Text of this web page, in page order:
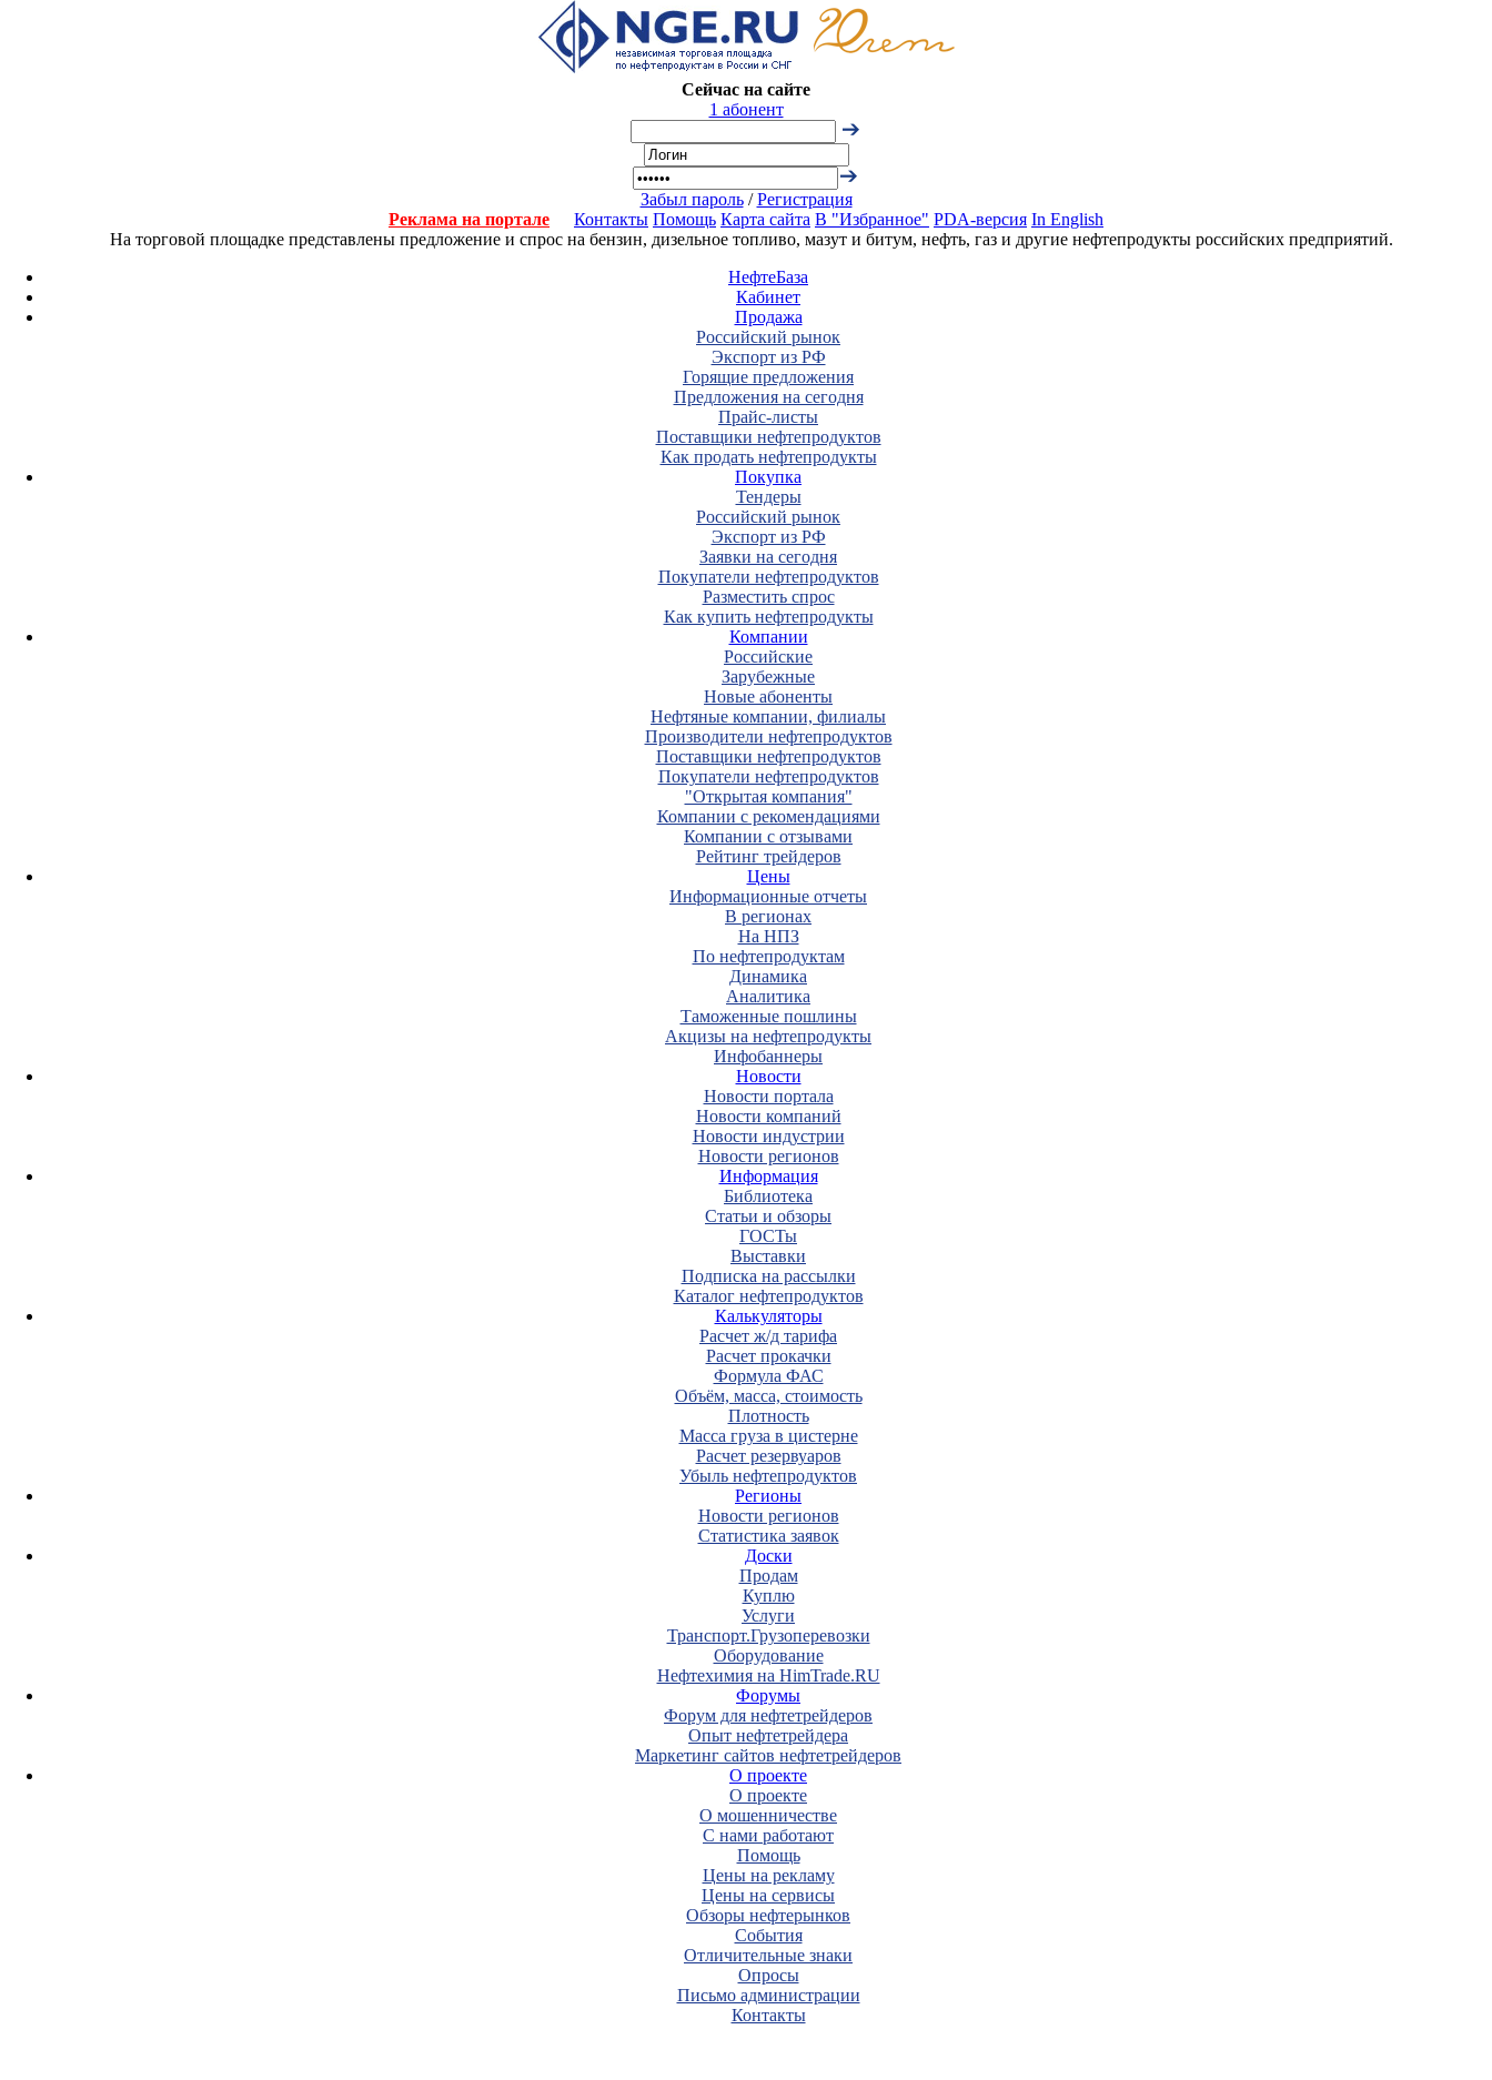
Сейчас на сайте
1 абонент
Забыл пароль/Регистрация
Реклама на портале
Контакты Помощь Карта сайта В "Избранное" PDA-версия In English
На торговой площадке представлены предложение и спрос на бензин, дизельное топливо, мазут и битум, нефть, газ и другие нефтепродукты российских предприятий.
НефтеБаза
Кабинет
Продажа
Российский рынок
Экспорт из РФ
Горящие предложения
Предложения на сегодня
Прайс-листы
Поставщики нефтепродуктов
Как продать нефтепродукты
Покупка
Тендеры
Российский рынок
Экспорт из РФ
Заявки на сегодня
Покупатели нефтепродуктов
Разместить спрос
Как купить нефтепродукты
Компании
Российские
Зарубежные
Новые абоненты
Нефтяные компании, филиалы
Производители нефтепродуктов
Поставщики нефтепродуктов
Покупатели нефтепродуктов
"Открытая компания"
Компании с рекомендациями
Компании с отзывами
Рейтинг трейдеров
Цены
Информационные отчеты
В регионах
На НПЗ
По нефтепродуктам
Динамика
Аналитика
Таможенные пошлины
Акцизы на нефтепродукты
Инфобаннеры
Новости
Новости портала
Новости компаний
Новости индустрии
Новости регионов
Информация
Библиотека
Статьи и обзоры
ГОСТы
Выставки
Подписка на рассылки
Каталог нефтепродуктов
Калькуляторы
Расчет ж/д тарифа
Расчет прокачки
Формула ФАС
Объём, масса, стоимость
Плотность
Масса груза в цистерне
Расчет резервуаров
Убыль нефтепродуктов
Регионы
Новости регионов
Статистика заявок
Доски
Продам
Куплю
Услуги
Транспорт.Грузоперевозки
Оборудование
Нефтехимия на HimTrade.RU
Форумы
Форум для нефтетрейдеров
Опыт нефтетрейдера
Маркетинг сайтов нефтетрейдеров
О проекте
О проекте
О мошенничестве
С нами работают
Помощь
Цены на рекламу
Цены на сервисы
Обзоры нефтерынков
События
Отличительные знаки
Опросы
Письмо администрации
Контакты